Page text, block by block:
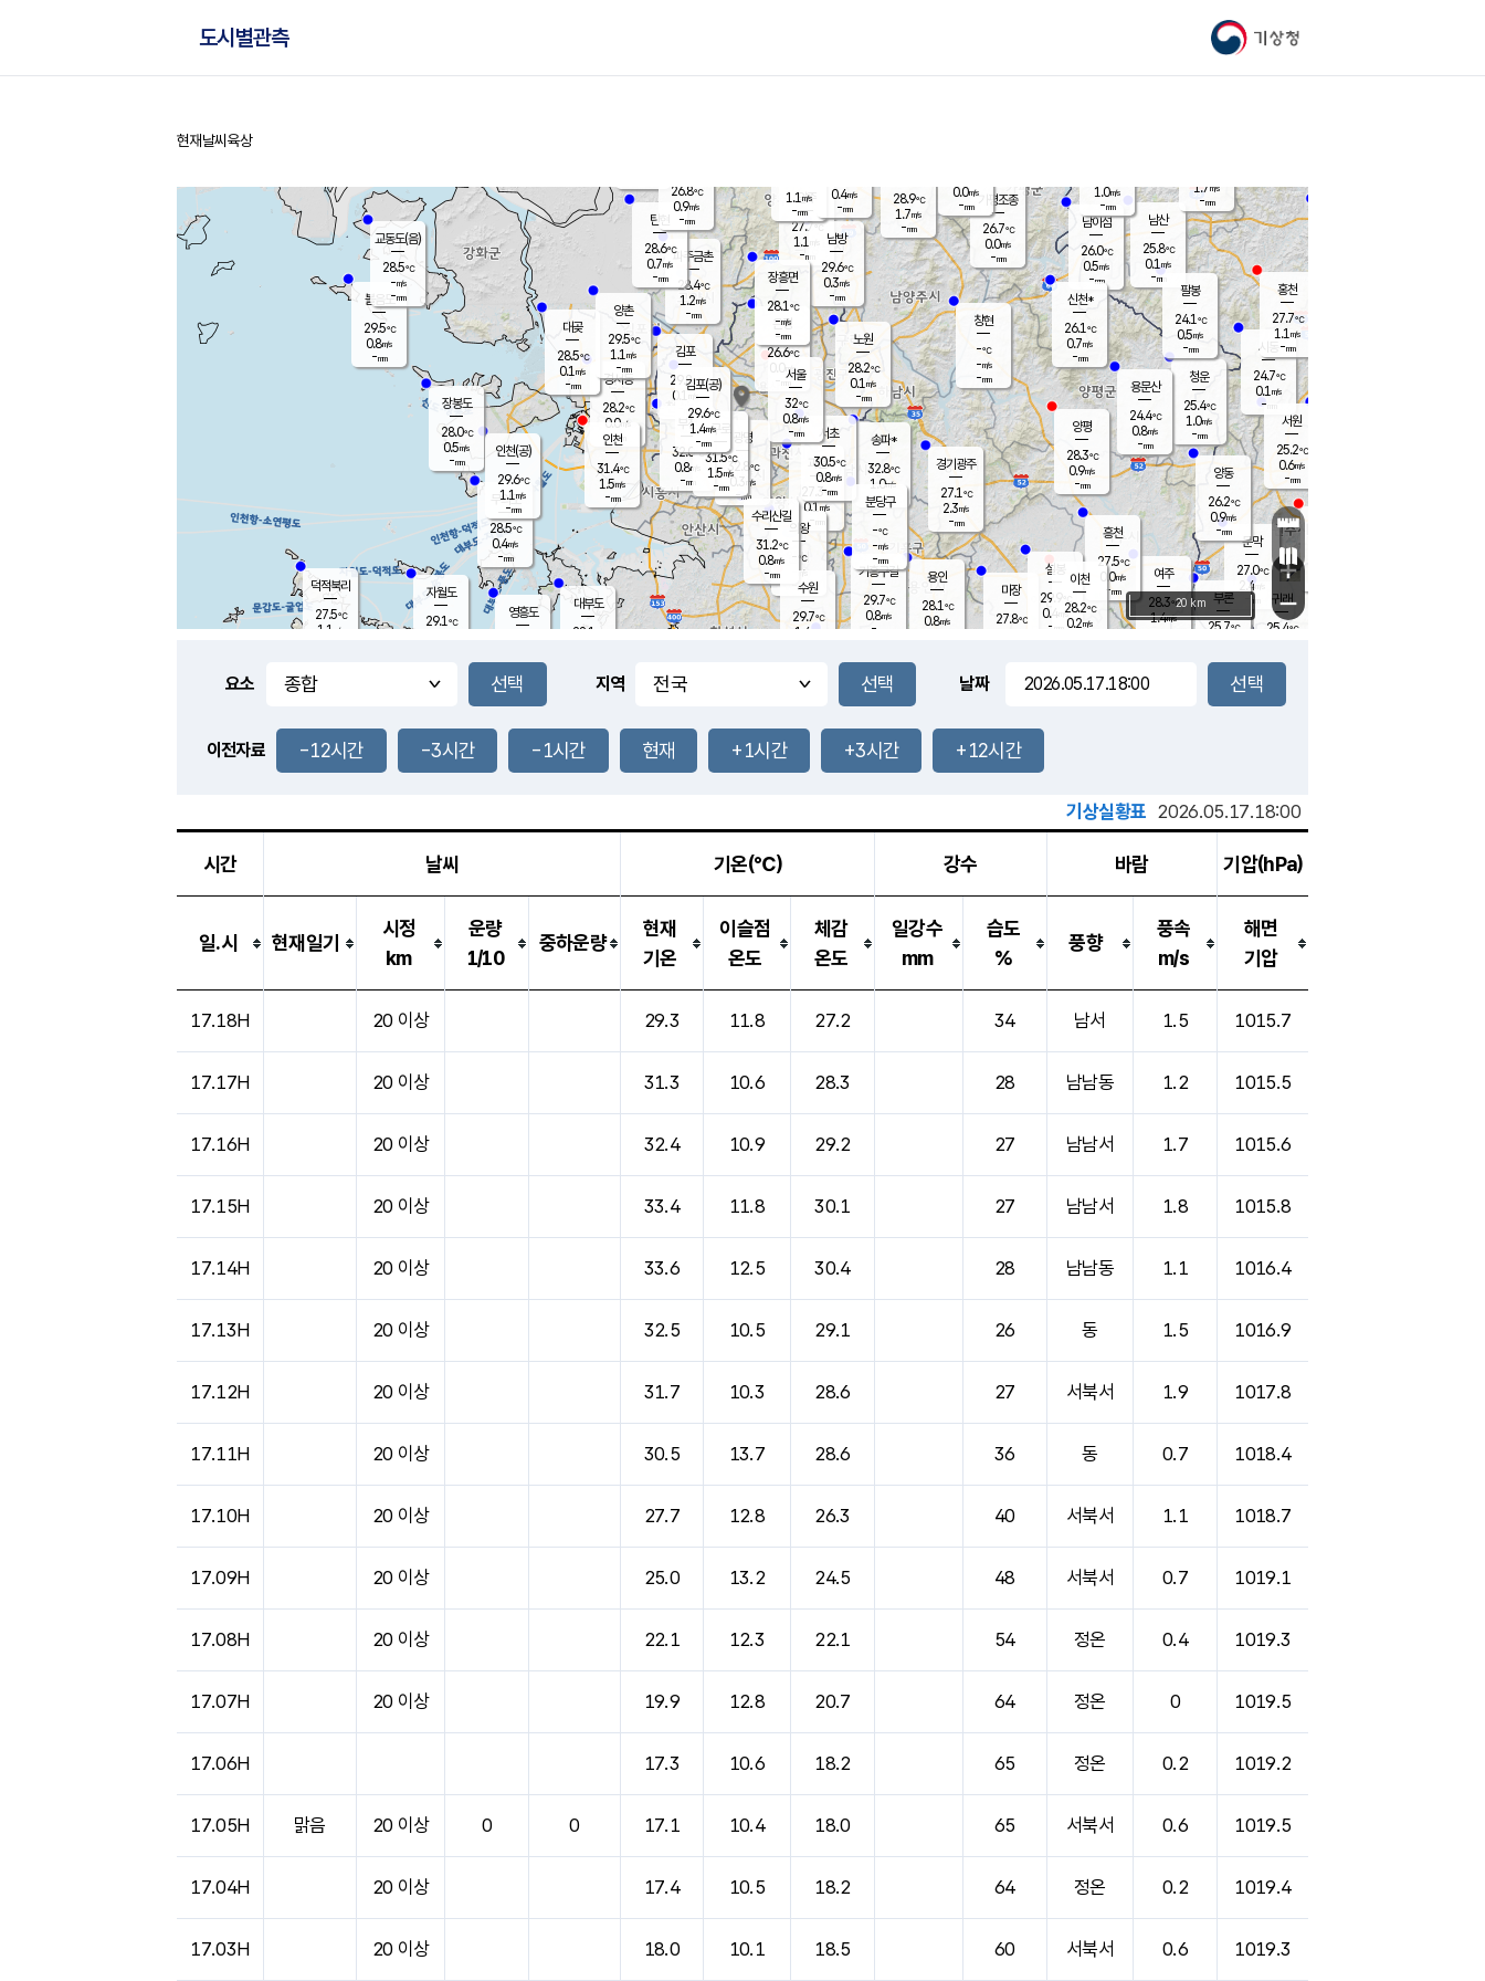
기상청
도시별관측
홈
현재날씨 육상
풍도
0.7m/s
문막
27.0℃
2.4m/s
mm
남이섬
26.0℃
0.5m/s
-mm
무의도
28.5℃
0.4m/s
-mm
영흥도
볼음도
29.5℃
0.8m/s
-mm
자월도
29.1℃
양주
27.7℃
1.1
-mm
부론
25.7℃
과천
27.3℃
0.1m/s
- mm
남산
25.8℃
0.1 m/s
-mm
장봉도
28.0℃
0.5m/s
-mm
-mm
청운
25.4℃
1.0m/s
-mm
팔봉
24.1℃
0.5m/s
-mm
-mm
용인
28.1℃
0.8m/s
여주
28.3℃
1.4m/s
양동
26.2℃
0.9m/s
-mm
경기광주
27.1℃
2.3m/s
-mm
장호원
1.0m/s
-mm
27.3
℃
대부도
28.1
-
경서동
28.2℃
0.0m/s
-mm
파주금촌
28.4℃
1.2m/s
-mm
가평조종
26.7℃
0.0m/s
-mm
28.9℃
1.7m/s
-mm
대곶
28.5℃
0.1 m/s
-mm
신천*
26.1℃
0.7m/s
-mm
창현
-℃
-m/s
-mm
탄현
28.6℃
0.7m/s
-mm
0.0m/s
-mm
- ℃
- m/s
-mm
흥천
27.5℃
0.0m/s
-mm
마장
27.8℃
의왕
- ℃
m/s
mm
김포
29.8℃
0.1 m/s
mm
설봉
29.9
0.4 m/s
- mm
광명
32.8 ℃
0.3 m/s
-mm
부천
32.0℃
0.8m/s
-mm
-mm
양촌
29.5℃
1.1 m/s
-mm
구로
31.5℃
1.5m/s
-mm
은평
26.6℃
0.0 m/s
- mm
노원
28.2℃
0.1 m/s
-mm
송파*
32.8℃
1.0m/s
-mm
서초
30.5℃
0.8m/s
-mm
남방
29.6℃
0.3m/s
-mm
기흥구갈
29.7℃
0.8m/s
-
수리산길
31.2℃
0.8m/s
-mm
분당구
-℃
-m/s
-mm
장흥면
28.1℃
-m/s
-mm
1.1 m/s
-mm
시동
24.7℃
0.1 m/s
- mm
귀래
25.4℃
서원
25.2℃
0.6m/s
-mm
용문산
24.4℃
0.8m/s
-mm
덕적북리
27.5℃
1.1 m/s
인천(공)
29.6℃
1.1 m/s
-mm
김포(공)
29.6℃
1.4m/s
-mm
교동도(음)
28.5℃
-m/s
-mm
홍천
27.7℃
1.1 m/s
-mm
이천
28.2℃
0.2m/s
양평
28.3℃
0.9m/s
-mm
수원
29.7℃
1.4 m/s
인천
31.4℃
1.5m/s
-mm
서울
32℃
0.8m/s
-mm
1.7 m/s
-mm
26.8℃
0.9m/s
-mm
0.4m/s
-mm
+
−
20 km
요소 지역 날짜
이전자료 -12시간 -3시간 -1시간 현재 +1시간 +3시간 +12시간
기상실황표 2026.05.17.18:00
시간 날씨 기온(℃) 강수 바람 기압(hPa)
일.시 현재일기
시정
km
운량
1/10
중하운량
현재
기온
이슬점
온도
체감
온도
일강수
mm
습도
%
풍향
풍속
m/s
해면
기압
17.18H 20 이상 29.3 11.8 27.2 34 남서 1.5 1015.7
17.17H 20 이상 31.3 10.6 28.3 28 남남동 1.2 1015.5
17.16H 20 이상 32.4 10.9 29.2 27 남남서 1.7 1015.6
17.15H 20 이상 33.4 11.8 30.1 27 남남서 1.8 1015.8
17.14H 20 이상 33.6 12.5 30.4 28 남남동 1.1 1016.4
17.13H 20 이상 32.5 10.5 29.1 26 동 1.5 1016.9
17.12H 20 이상 31.7 10.3 28.6 27 서북서 1.9 1017.8
17.11H 20 이상 30.5 13.7 28.6 36 동 0.7 1018.4
17.10H 20 이상 27.7 12.8 26.3 40 서북서 1.1 1018.7
17.09H 20 이상 25.0 13.2 24.5 48 서북서 0.7 1019.1
17.08H 20 이상 22.1 12.3 22.1 54 정온 0.4 1019.3
17.07H 20 이상 19.9 12.8 20.7 64 정온 0 1019.5
17.06H 17.3 10.6 18.2 65 정온 0.2 1019.2
17.05H 맑음 20 이상 0 0 17.1 10.4 18.0 65 서북서 0.6 1019.5
17.04H 20 이상 17.4 10.5 18.2 64 정온 0.2 1019.4
17.03H 20 이상 18.0 10.1 18.5 60 서북서 0.6 1019.3